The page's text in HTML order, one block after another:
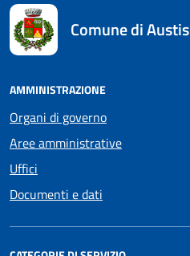
Comune di Austis
AMMINISTRAZIONE
Organi di governo
Aree amministrative
Uffici
Documenti e dati